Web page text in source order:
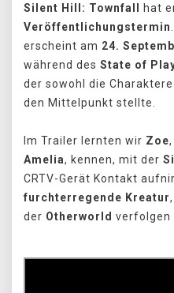
Silent Hill: Townfall
hat
Veröffentlichungstermin
erscheint am 24.
während des State of
der sowohl die
den Mittelpunkt stellte.
Im Trailer lernten wir Zoe
Amelia, kennen, mit der
CRTV-Gerät Kontakt
furchterregende Kreatur
der Otherworld verfolgen